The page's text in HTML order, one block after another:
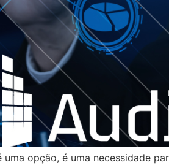
opção, é uma necessidade